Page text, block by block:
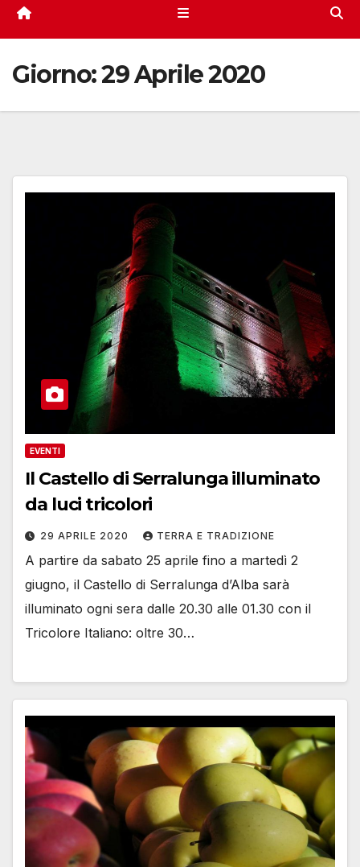
Giorno:29 Aprile 2020
EVENTI
Il Castello di Serralunga illuminato
da luci tricolori
29 APRILE 2020 TERRA E TRADIZIONE
A partire da sabato 25 aprile fino a martedì 2
giugno, il Castello di Serralunga d’Alba sarà
illuminato ogni sera dalle 20.30 alle 01.30 con il
Tricolore Italiano: oltre 30…